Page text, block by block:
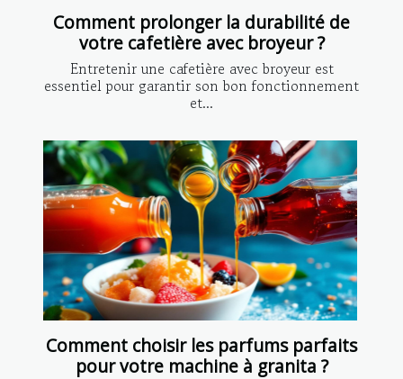
Comment prolonger la durabilité de
votre cafetière avec broyeur ?
Entretenir une cafetière avec broyeur est
essentiel pour garantir son bon fonctionnement
et...
Comment choisir les parfums parfaits
pour votre machine à granita ?